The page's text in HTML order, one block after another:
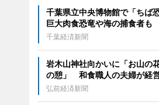
千葉県立中央博物館で「ちば
巨大肉食恐竜や海の捕食者も
千葉経済新聞
岩木山神社向かいに「お山の
の憩」 和食職人の夫婦が経
弘前経済新聞